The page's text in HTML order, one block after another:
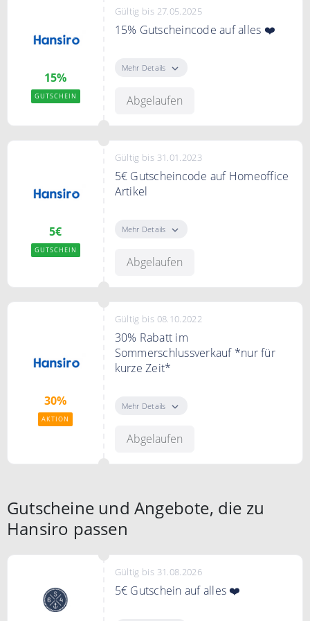
15%
GUTSCHEIN
Gültig bis 27.05.2025
15% Gutscheincode auf alles ❤️
Deine gesamte Bestellung.
Mehr Details
Abgelaufen
5€
GUTSCHEIN
Gültig bis 31.01.2023
5€ Gutscheincode auf Homeoffice
Artikel
auf Büro Artikel
Mehr Details
Abgelaufen
30%
AKTION
Gültig bis 08.10.2022
30% Rabatt im
Sommerschlussverkauf *nur für
kurze Zeit*
Deinen Einkauf im SSV
Mehr Details
Abgelaufen
Gutscheine und Angebote, die zu
Hansiro passen
Gültig bis 31.08.2026
5€ Gutschein auf alles ❤️